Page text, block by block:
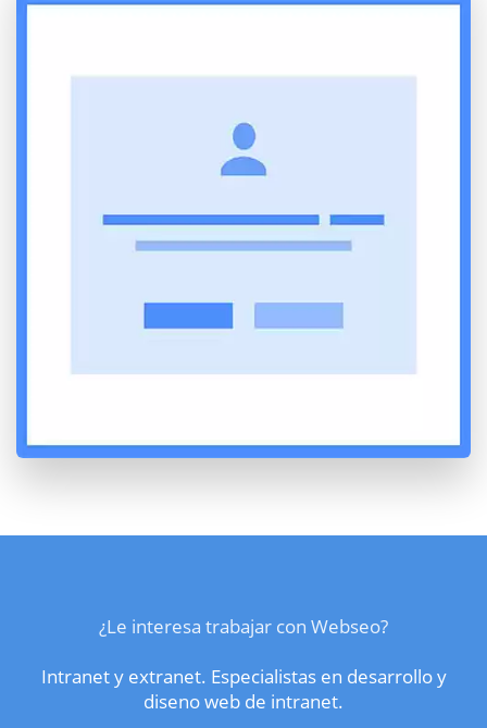
¿Le interesa trabajar con Webseo?
Intranet y extranet. Especialistas en desarrollo y
diseno web de intranet.